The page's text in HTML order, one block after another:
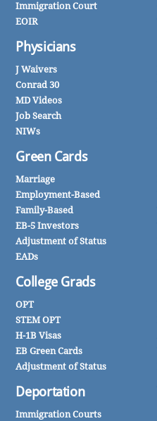
Immigration Court
EOIR
Physicians
J Waivers
Conrad 30
MD Videos
Job Search
NIWs
Green Cards
Marriage
Employment-Based
Family-Based
EB-5 Investors
Adjustment of Status
EADs
College Grads
OPT
STEM OPT
H-1B Visas
EB Green Cards
Adjustment of Status
Deportation
Immigration Courts